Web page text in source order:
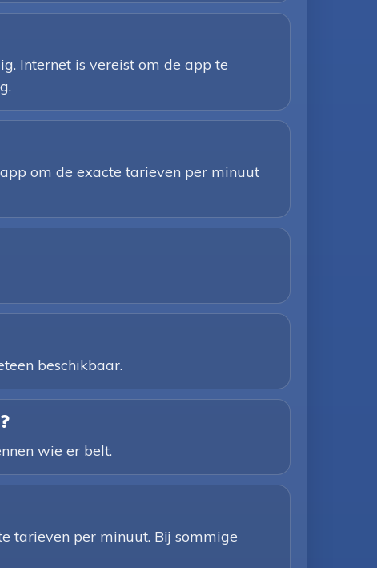
Internet is vereist om de app te
om de exacte tarieven per minuut
beschikbaar.
wie er belt.
tarieven per minuut. Bij sommige